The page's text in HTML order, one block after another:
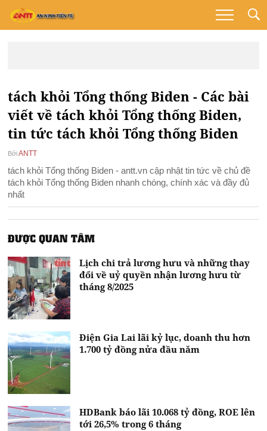
tách khỏi Tổng thống Biden - Các bài
viết về tách khỏi Tổng thống Biden,
tin tức tách khỏi Tổng thống Biden
Bởi ANTT
tách khỏi Tổng thống Biden - antt.vn cập nhật tin tức về chủ đề
tách khỏi Tổng thống Biden nhanh chóng, chính xác và đầy đủ
nhất
ĐƯỢC QUAN TÂM
Lịch chi trả lương hưu và những thay
đổi về uỷ quyền nhận lương hưu từ
tháng 8/2025
Điện Gia Lai lãi kỷ lục, doanh thu hơn
1.700 tỷ đồng nửa đầu năm
HDBank báo lãi 10.068 tỷ đồng, ROE lên
tới 26,5% trong 6 tháng